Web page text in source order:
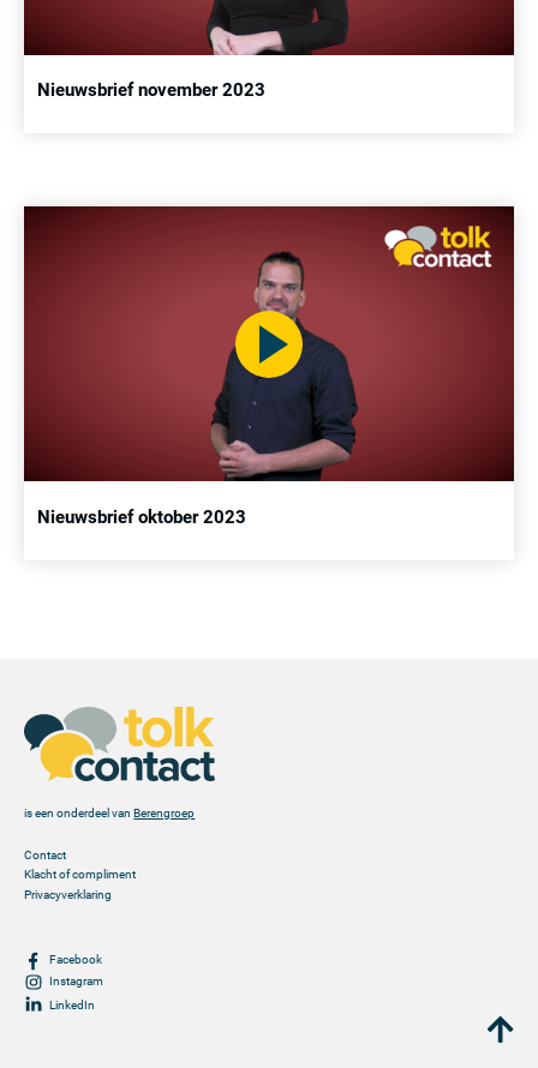
Nieuwsbrief november 2023
Nieuwsbrief oktober 2023
is een onderdeel vanBerengroep
Contact
Klacht of compliment
Privacyverklaring
Facebook
Instagram
LinkedIn